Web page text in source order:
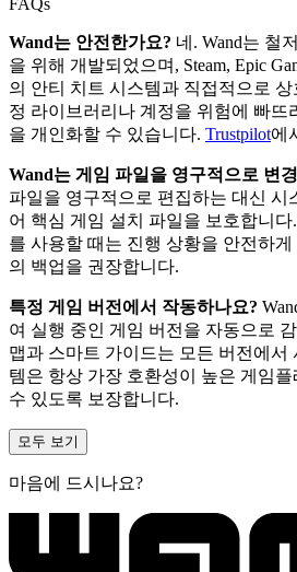
Wand는 안전한가요? 네. Wand는 철
을 위해 개발되었으며, Steam, Epic
의 안티 치트 시스템과 직접적으로
정 라이브러리나 계정을 위험에 빠뜨
을 개인화할 수 있습니다. Trustpilot에
Wand는 게임 파일을 영구적으로 변
파일을 영구적으로 편집하는 대신 시
어 핵심 게임 설치 파일을 보호합니
를 사용할 때는 진행 상황을 안전하
의 백업을 권장합니다.
특정 게임 버전에서 작동하나요?
여 실행 중인 게임 버전을 자동으로
맵과 스마트 가이드는 모든 버전에서
템은 항상 가장 호환성이 높은 게임
수 있도록 보장합니다.
모두 보기
마음에 드시나요?